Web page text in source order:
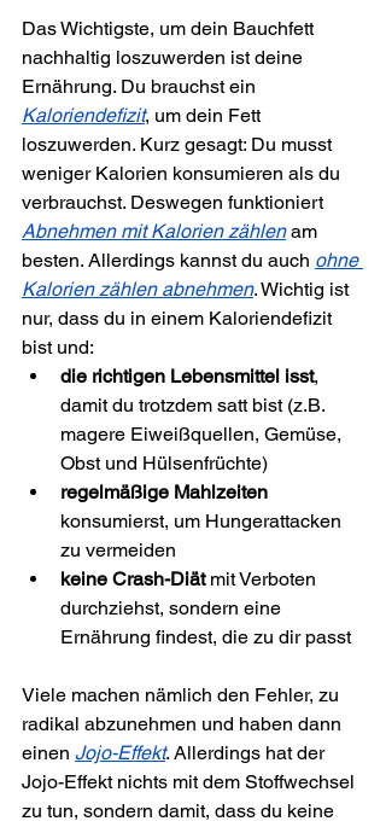
Das Wichtigste, um dein Bauchfett
nachhaltig loszuwerden ist deine
Ernährung. Du brauchst ein
Kaloriendefizit, um dein Fett
loszuwerden. Kurz gesagt: Du musst
weniger Kalorien konsumieren als du
verbrauchst. Deswegen funktioniert
Abnehmen mit Kalorien zählen am
besten. Allerdings kannst du auch ohne
Kalorien zählen abnehmen. Wichtig ist
nur, dass du in einem Kaloriendefizit
bist und:
die richtigen Lebensmittel isst,
damit du trotzdem satt bist (z.B.
magere Eiweißquellen, Gemüse,
Obst und Hülsenfrüchte)
regelmäßige Mahlzeiten
konsumierst, um Hungerattacken
zu vermeiden
keine Crash-Diät mit Verboten
durchziehst, sondern eine
Ernährung findest, die zu dir passt
Viele machen nämlich den Fehler, zu
radikal abzunehmen und haben dann
einen Jojo-Effekt. Allerdings hat der
Jojo-Effekt nichts mit dem Stoffwechsel
zu tun, sondern damit, dass du keine